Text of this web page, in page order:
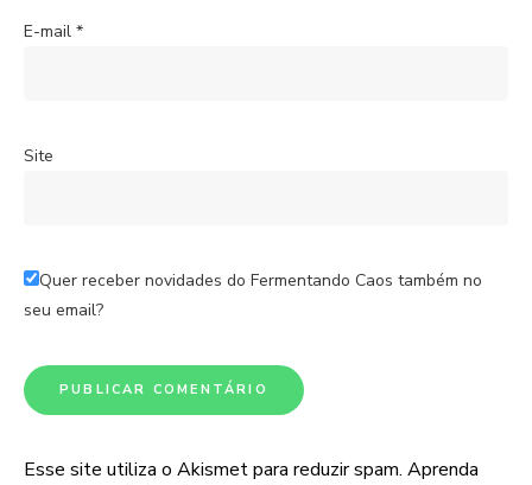
E-mail *
Site
Quer receber novidades do Fermentando Caos também no
seu email?
Esse site utiliza o Akismet para reduzir spam. Aprenda